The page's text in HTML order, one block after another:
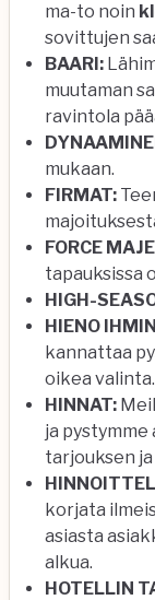
ma-to noin
sovittujen
BAARI:
muutaman
ravintola
mukaan.
FIRMAT:
FORCE
tapauksissa
HIGH-
HIENO
kannattaa
oikea valinta.
HINNAT:
ja pystymme
tarjouksen
korjata
asiasta
alkua.
HOTELLIN